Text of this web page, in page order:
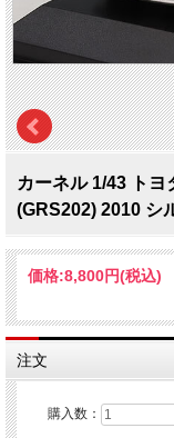
カーネル 1/43 ト
(GRS202) 2010 シ
価格:8,800円(税込)
注文
購入数：